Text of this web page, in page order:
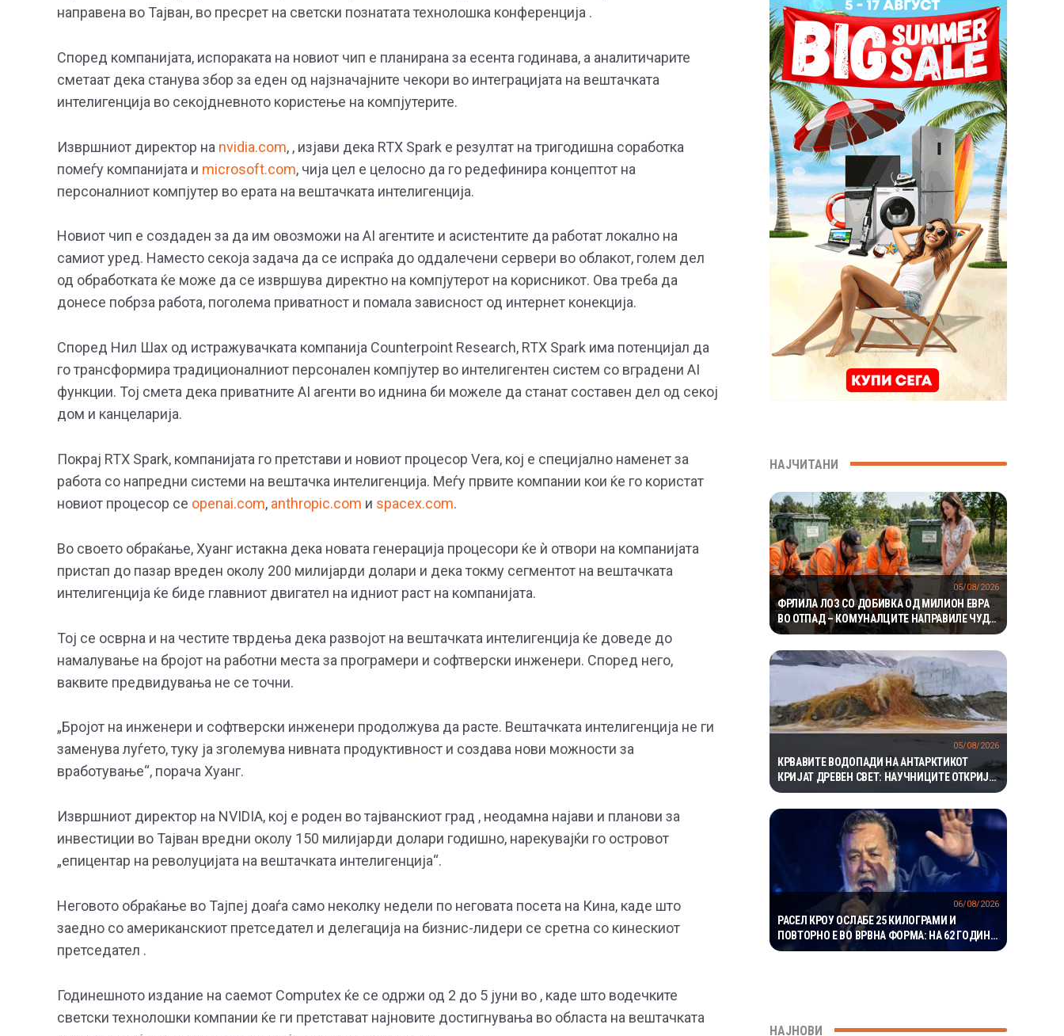
направена во Тајван, во пресрет на светски познатата технолошка конференција .
Според компанијата, испораката на новиот чип е планирана за есента годинава, а аналитичарите
сметаат дека станува збор за еден од најзначајните чекори во интеграцијата на вештачката
интелигенција во секојдневното користење на компјутерите.
Извршниот директор на nvidia.com, , изјави дека RTX Spark е резултат на тригодишна соработка
помеѓу компанијата и microsoft.com, чија цел е целосно да го редефинира концептот на
персоналниот компјутер во ерата на вештачката интелигенција.
Новиот чип е создаден за да им овозможи на AI агентите и асистентите да работат локално на
самиот уред. Наместо секоја задача да се испраќа до оддалечени сервери во облакот, голем дел
од обработката ќе може да се извршува директно на компјутерот на корисникот. Ова треба да
донесе побрза работа, поголема приватност и помала зависност од интернет конекција.
Според Нил Шах од истражувачката компанија Counterpoint Research, RTX Spark има потенцијал да
го трансформира традиционалниот персонален компјутер во интелигентен систем со вградени AI
функции. Тој смета дека приватните AI агенти во иднина би можеле да станат составен дел од секој
дом и канцеларија.
Покрај RTX Spark, компанијата го претстави и новиот процесор Vera, кој е специјално наменет за
работа со напредни системи на вештачка интелигенција. Меѓу првите компании кои ќе го користат
новиот процесор се openai.com, anthropic.com и spacex.com.
Во своето обраќање, Хуанг истакна дека новата генерација процесори ќе ѝ отвори на компанијата
пристап до пазар вреден околу 200 милијарди долари и дека токму сегментот на вештачката
интелигенција ќе биде главниот двигател на идниот раст на компанијата.
Тој се осврна и на честите тврдења дека развојот на вештачката интелигенција ќе доведе до
намалување на бројот на работни места за програмери и софтверски инженери. Според него,
ваквите предвидувања не се точни.
„Бројот на инженери и софтверски инженери продолжува да расте. Вештачката интелигенција не ги
заменува луѓето, туку ја зголемува нивната продуктивност и создава нови можности за
вработување“, порача Хуанг.
Извршниот директор на NVIDIA, кој е роден во тајванскиот град , неодамна најави и планови за
инвестиции во Тајван вредни околу 150 милијарди долари годишно, нарекувајќи го островот
„епицентар на револуцијата на вештачката интелигенција“.
Неговото обраќање во Тајпеј доаѓа само неколку недели по неговата посета на Кина, каде што
заедно со американскиот претседател и делегација на бизнис-лидери се сретна со кинескиот
претседател .
Годинешното издание на саемот Computex ќе се одржи од 2 до 5 јуни во , каде што водечките
светски технолошки компании ќе ги претстават најновите достигнувања во областа на вештачката
НАЈЧИТАНИ
ФРЛИЛА ЛОЗ СО ДОБИВКА ОД МИЛИОН ЕВРА
ВО ОТПАД – КОМУНАЛЦИТЕ НАПРАВИЛЕ ЧУДО
ЗА ДА ГО ПРОНАЈДАТ
05/08/2026
КРВАВИТЕ ВОДОПАДИ НА АНТАРКТИКОТ
КРИЈАТ ДРЕВЕН СВЕТ: НАУЧНИЦИТЕ ОТКРИЈА
ЕКОСИСТЕМ ИЗОЛИРАН ПОВЕЌЕ ОД 1,5
МИЛИОНИ ГОДИНИ
05/08/2026
РАСЕЛ КРОУ ОСЛАБЕ 25 КИЛОГРАМИ И
ПОВТОРНО Е ВО ВРВНА ФОРМА: НА 62 ГОДИНИ
ГО ВООДУШЕВИ ИЗГЛЕДОТ
06/08/2026
НАЈНОВИ